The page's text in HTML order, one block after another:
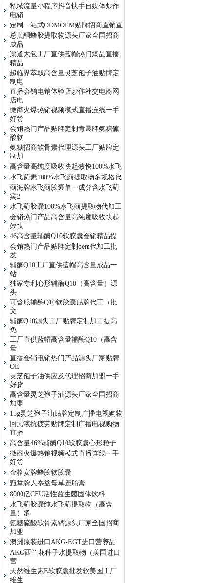
私域流量小程序抖音快手自媒体炒作
电销
定制一站式ODMOEM贴牌招商直销直
总黄酮蜂胶提取物源头厂家全国招商
成品
渠道大包工厂直供蓝帽热门爆品直播
精品
超临界萃取高含量灵芝孢子油贴牌定
制电
直播会销电销体验店炒作社交电商网
店电
微商火爆热销视频模式直播连线一手
好货
会销热门产品贴牌定制青晨牌氨糖硫
酸软
氨糖招商软骨素代理源头工厂贴牌定
制加
高含量高纯度吸收快起效快100%水飞
水飞蓟素100%水飞蓟提取物多规格代
蓟海牌水飞蓟胶囊单一成分含水飞蓟
宾2
水飞蓟胶囊100%水飞蓟提取物代加工
会销热门产品高含量高纯度吸收快起
效快
46高含量辅酶Q10软胶囊会销精品提
会销热门产品贴牌定制oem代加工批
发
辅酶Q10工厂直供蓝帽高含量成品一
站
独家专利心形辅酶Q10（高含量）源
头
可含服辅酶Q10软胶囊贴牌代工（批
文
辅酶Q10源头工厂贴牌定制加工提高
免
工厂直供蓝帽高含量辅酶Q10（高含
量
直播会销电销热门产品源头厂家贴牌
OE
灵芝孢子油供应及代理招商加盟一手
好货
高含量灵芝孢子油源头厂家全国招商
加盟
15g灵芝孢子油贴牌定制广播电视购物
回元液抗疲劳贴牌定制广播电视购物
直播
高含量46%辅酶Q10软胶囊心形粒子
微商火爆热销视频模式直播连线一手
好货
金格安牌蜂胶软胶囊
甄堂牌人参益母草鹿胎膏
8000亿CFU活性益生菌固体饮料
水飞蓟胶囊纯水飞蓟提取物（高含
量）多
氨糖硫酸软骨素钙源头厂家全国招商
加盟
澳洲原装进口AKG-EGT进口营养品
AKG西兰花种子水提取物（美国进口
营
天然维生素E软胶囊批发软美国工厂
维生